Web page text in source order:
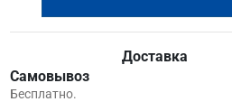
Доставка
Самовывоз
Бесплатно.